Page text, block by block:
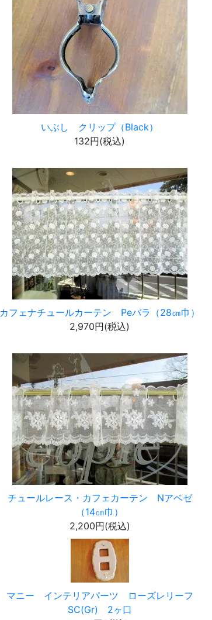
いぶし クリップ（Black）
132円(税込)
カフェナチュールカーテン Peバラ（28㎝巾）
2,970円(税込)
チュールレース・カフェカーテン Nアベゼ
（14㎝巾）
2,200円(税込)
マニー インテリアパーツ ローズレリーフ
SC(Gr) 2ヶ口